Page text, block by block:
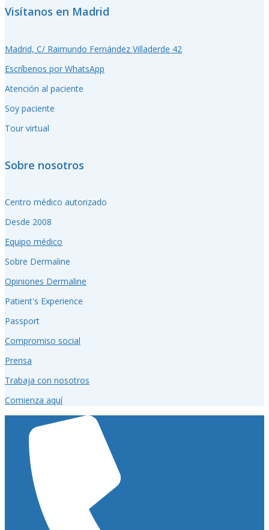
Visítanos en Madrid
Madrid, C/ Raimundo Fernández Villaderde 42
Escríbenos por WhatsApp
Atención al paciente
Soy paciente
Tour virtual
Sobre nosotros
Centro médico autorizado
Desde 2008
Equipo médico
Sobre Dermaline
Opiniones Dermaline
Patient's Experience
Passport
Compromiso social
Prensa
Trabaja con nosotros
Comienza aquí